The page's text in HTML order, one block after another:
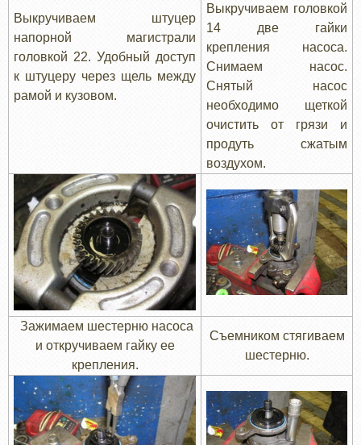
Выкручиваем штуцер
напорной магистрали
головкой 22. Удобный доступ
к штуцеру через щель между
рамой и кузовом.
Выкручиваем головкой
14 две гайки
крепления насоса.
Снимаем насос.
Снятый насос
необходимо щеткой
очистить от грязи и
продуть сжатым
воздухом.
Зажимаем шестерню насоса
и откручиваем гайку ее
крепления.
Съемником стягиваем
шестерню.